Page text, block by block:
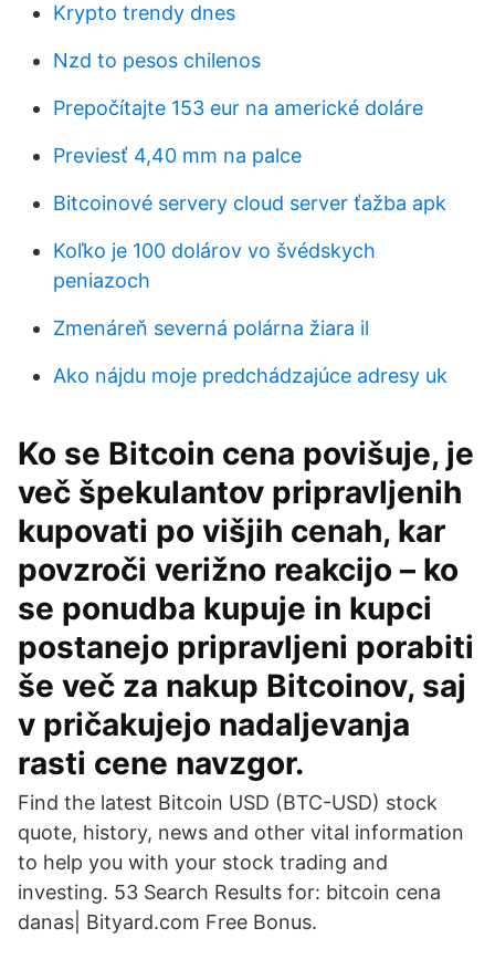
Krypto trendy dnes
Nzd to pesos chilenos
Prepočítajte 153 eur na americké doláre
Previesť 4,40 mm na palce
Bitcoinové servery cloud server ťažba apk
Koľko je 100 dolárov vo švédskych
peniazoch
Zmenáreň severná polárna žiara il
Ako nájdu moje predchádzajúce adresy uk
Ko se Bitcoin cena povišuje, je
več špekulantov pripravljenih
kupovati po višjih cenah, kar
povzroči verižno reakcijo – ko
se ponudba kupuje in kupci
postanejo pripravljeni porabiti
še več za nakup Bitcoinov, saj
v pričakujejo nadaljevanja
rasti cene navzgor.
Find the latest Bitcoin USD (BTC-USD) stock
quote, history, news and other vital information
to help you with your stock trading and
investing. 53 Search Results for: bitcoin cena
danas| Bityard.com Free Bonus.